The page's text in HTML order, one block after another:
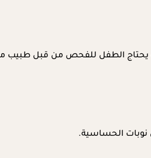
يحتاج الطفل للفحص من قبل
نوبات الحساسية.